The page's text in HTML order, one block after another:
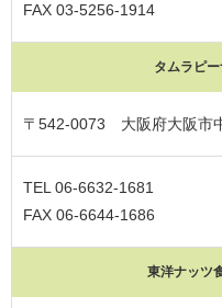
FAX 03-5256-1914
タムラピ
〒542-0073 大阪府大阪市
TEL 06-6632-1681
FAX 06-6644-1686
東洋ナッツ